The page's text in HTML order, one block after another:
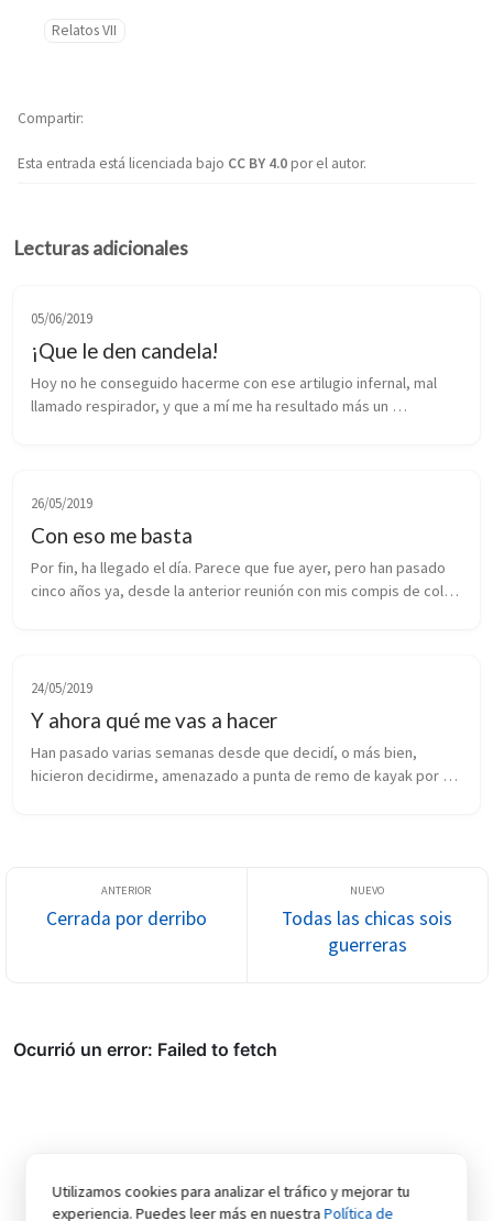
Relatos VII
Esta entrada está licenciada bajo CC BY 4.0por el autor.
Compartir
Lecturas adicionales
05/06/2019
¡Que le den candela!
Hoy no he conseguido hacerme con ese artilugio infernal, mal
llamado respirador, y que a mí me ha resultado más un
26/05/2019
Con eso me basta
Por fin, ha llegado el día. Parece que fue ayer, pero han pasado
cinco años ya, desde la anterior reunión con mis compis de cole
24/05/2019
Y ahora qué me vas a hacer
Han pasado varias semanas desde que decidí, o más bien,
hicieron decidirme, amenazado a punta de remo de kayak por
Cerrada por derribo
Todas las chicas sois
guerreras
Utilizamos cookies para analizar el tráfico y mejorar tu
experiencia. Puedes leer más en nuestraPolítica de